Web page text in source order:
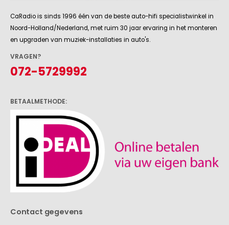
CaRadio is sinds 1996 één van de beste auto-hifi specialistwinkel in
Noord-Holland/Nederland, met ruim 30 jaar ervaring in het monteren
en upgraden van muziek-installaties in auto's.
VRAGEN?
072-5729992
BETAALMETHODE:
Contact gegevens